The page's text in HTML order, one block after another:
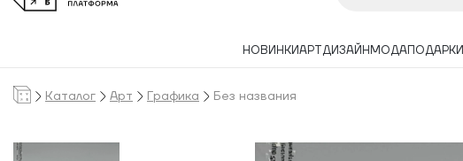
НОВИНКИАРТДИЗАЙН МОДАПОДАРКИ
Каталог Арт Графика Без названия